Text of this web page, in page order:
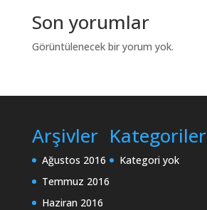
Son yorumlar
Görüntülenecek bir yorum yok.
Arşivler
Ağustos 2016
Temmuz 2016
Haziran 2016
Kategoriler
Kategori yok